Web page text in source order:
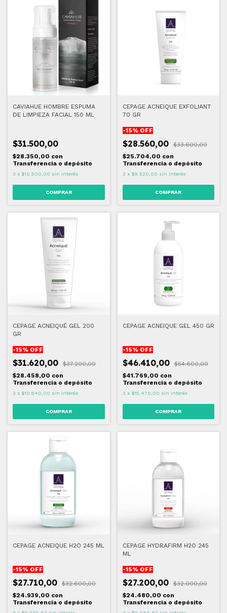
CAVIAHUE HOMBRE ESPUMA
DE LIMPIEZA FACIAL 150 ML
$31.500,00
$28.350,00 con
Transferencia o depósito
3 x $10.500,00 sin interés
CEPAGE ACNEIQUE EXFOLIANT
70 GR
-15% OFF
$28.560,00
$33.600,00
$25.704,00 con
Transferencia o depósito
3 x $9.520,00 sin interés
CEPAGE ACNEIQUÉ GEL 200
GR
-15% OFF
$31.620,00
$37.200,00
$28.458,00 con
Transferencia o depósito
3 x $10.540,00 sin interés
CEPAGE ACNEIQUE GEL 450 GR
-15% OFF
$46.410,00
$54.600,00
$41.769,00 con
Transferencia o depósito
3 x $15.470,00 sin interés
CEPAGE ACNEIQUE H2O 245 ML
-15% OFF
$27.710,00
$32.600,00
$24.939,00 con
Transferencia o depósito
CEPAGE HYDRAFIRM H2O 245
ML
-15% OFF
$27.200,00
$32.000,00
$24.480,00 con
Transferencia o depósito